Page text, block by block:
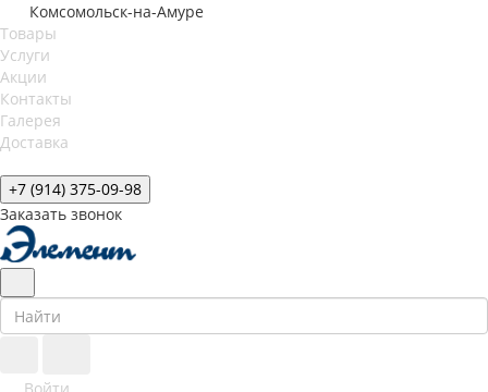
Комсомольск-на-Амуре
Товары
Услуги
Акции
Контакты
Галерея
Доставка
+7 (914) 375-09-98
Заказать звонок